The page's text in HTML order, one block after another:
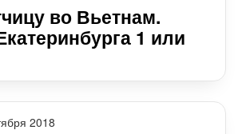
во Вьетнам.
1 или
2018